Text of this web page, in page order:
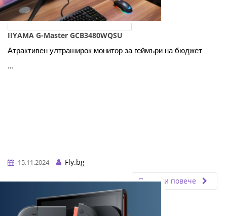
IIYAMA G-Master GCB3480WQSU
Атрактивен ултраширок монитор за геймъри на бюджет
…
15.11.2024
Fly.bg
Прочети повече